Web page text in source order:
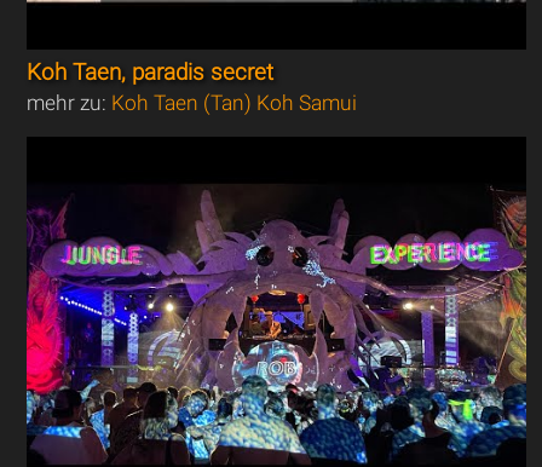
Koh Taen, paradis secret
mehr zu: Koh Taen (Tan) Koh Samui